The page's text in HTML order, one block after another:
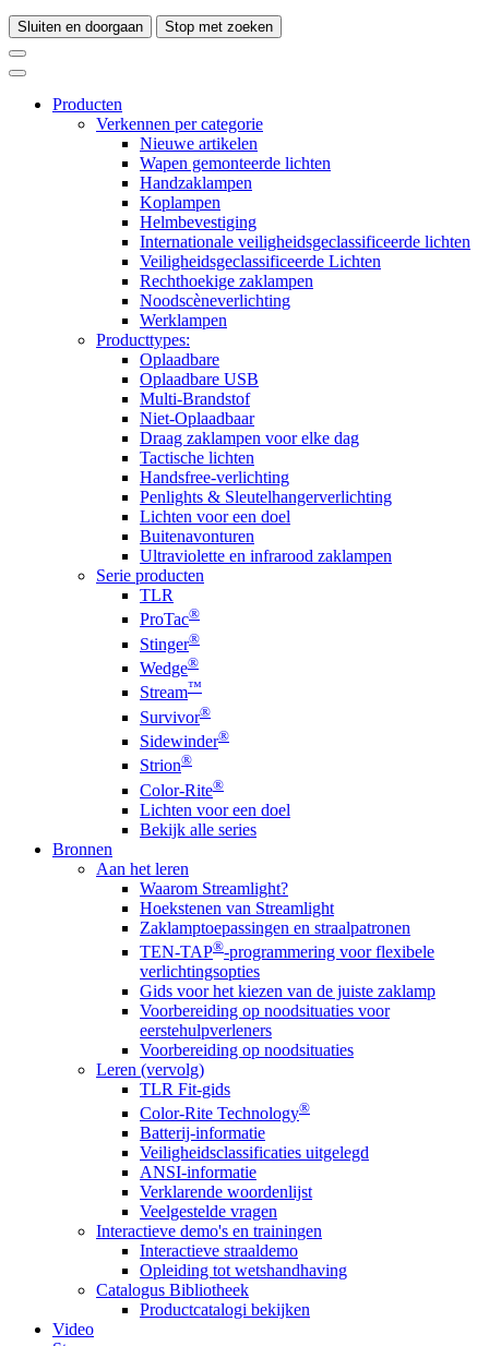
Sluiten en doorgaan Stop met zoeken
Producten
Verkennen per categorie
Nieuwe artikelen
Wapen gemonteerde lichten
Handzaklampen
Koplampen
Helmbevestiging
Internationale veiligheidsgeclassificeerde lichten
Veiligheidsgeclassificeerde Lichten
Rechthoekige zaklampen
Noodscèneverlichting
Werklampen
Producttypes:
Oplaadbare
Oplaadbare USB
Multi-Brandstof
Niet-Oplaadbaar
Draag zaklampen voor elke dag
Tactische lichten
Handsfree-verlichting
Penlights & Sleutelhangerverlichting
Lichten voor een doel
Buitenavonturen
Ultraviolette en infrarood zaklampen
Serie producten
TLR
ProTac®
Stinger®
Wedge®
Stream™
Survivor®
Sidewinder®
Strion®
Color-Rite®
Lichten voor een doel
Bekijk alle series
Bronnen
Aan het leren
Waarom Streamlight?
Hoekstenen van Streamlight
Zaklamptoepassingen en straalpatronen
TEN-TAP®-programmering voor flexibele
verlichtingsopties
Gids voor het kiezen van de juiste zaklamp
Voorbereiding op noodsituaties voor
eerstehulpverleners
Voorbereiding op noodsituaties
Leren (vervolg)
TLR Fit-gids
Color-Rite Technology®
Batterij-informatie
Veiligheidsclassificaties uitgelegd
ANSI-informatie
Verklarende woordenlijst
Veelgestelde vragen
Interactieve demo's en trainingen
Interactieve straaldemo
Opleiding tot wetshandhaving
Catalogus Bibliotheek
Productcatalogi bekijken
Video